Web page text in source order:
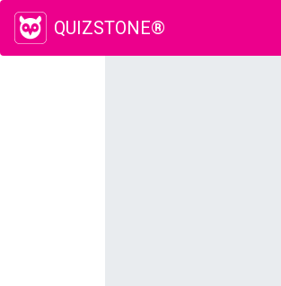
QUIZSTONE®